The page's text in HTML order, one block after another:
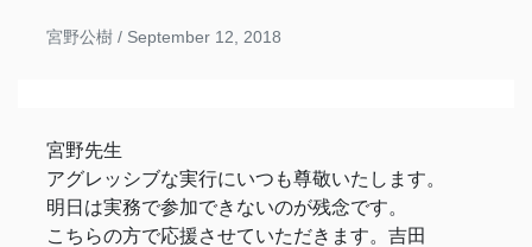
宮野公樹 / September 12, 2018
宮野先生
アグレッシブな実行にいつも尊敬いたします。
明日は実務で参加できないのが残念です。
こちらの方で応援させていただきます。吉田